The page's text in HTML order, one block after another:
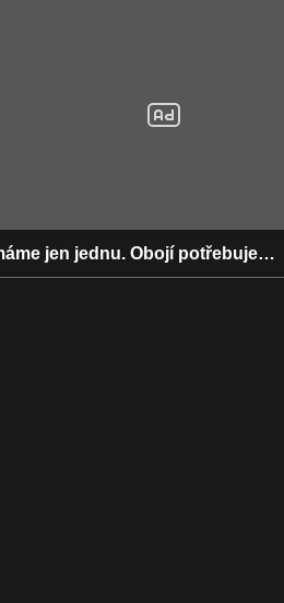
jen jednu. Obojí potřebuje…